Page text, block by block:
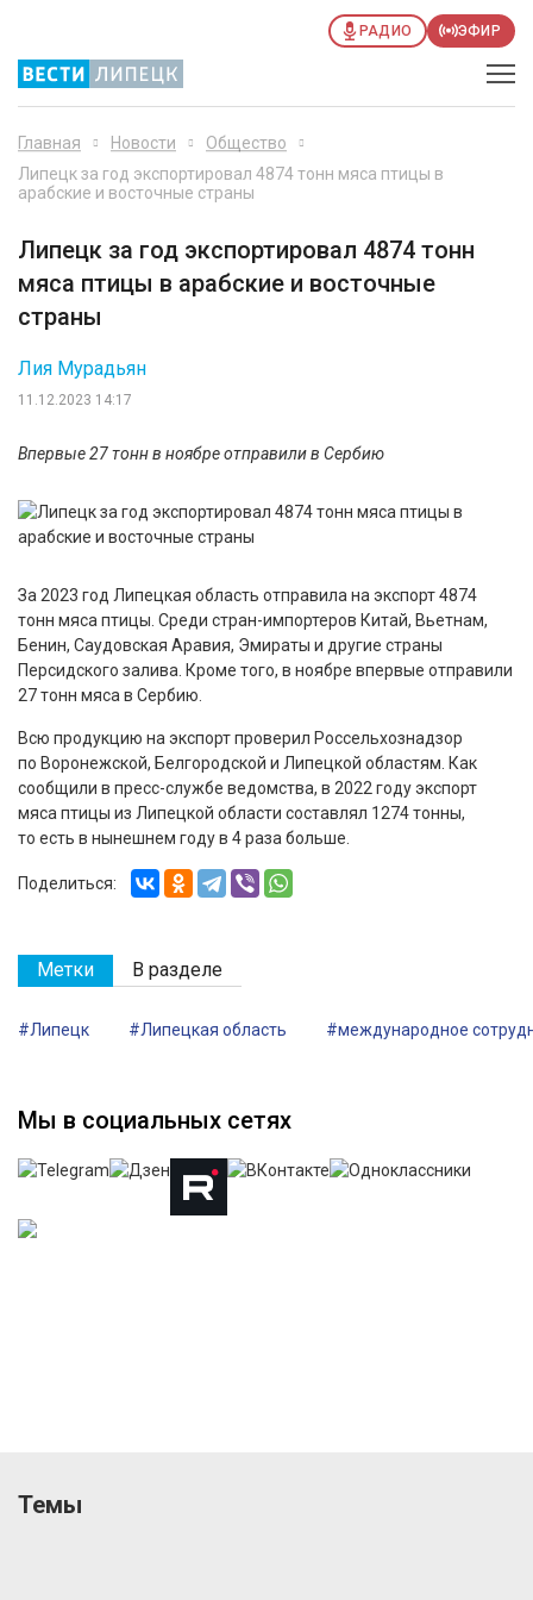
РАДИО ЭФИР
Главная Новости
Общество
Липецк за год экспортировал 4874 тонн мяса птицы в
арабские и восточные страны
Липецк за год экспортировал 4874 тонн
мяса птицы в арабские и восточные
страны
11.12.2023 14:17
Лия Мурадьян
Впервые 27 тонн в ноябре отправили в Сербию
За 2023 год Липецкая область отправила на экспорт 4874
тонн мяса птицы. Среди стран-импортеров Китай, Вьетнам,
Бенин, Саудовская Аравия, Эмираты и другие страны
Персидского залива. Кроме того, в ноябре впервые отправили
27 тонн мяса в Сербию.
Всю продукцию на экспорт проверил Россельхознадзор
по Воронежской, Белгородской и Липецкой областям. Как
сообщили в пресс-службе ведомства, в 2022 году экспорт
мяса птицы из Липецкой области составлял 1274 тонны,
то есть в нынешнем году в 4 раза больше.
Поделиться:
Метки В разделе
#Липецк #Липецкая область #международное
Мы в социальных сетях
Темы